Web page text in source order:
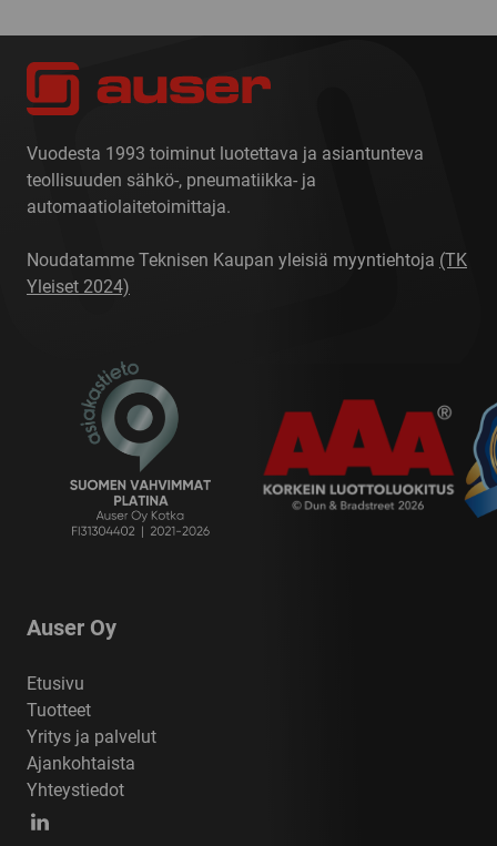
Vuodesta 1993 toiminut luotettava ja asiantunteva
teollisuuden sähkö-, pneumatiikka- ja
automaatiolaitetoimittaja.
Noudatamme Teknisen Kaupan yleisiä myyntiehtoja (TK
Yleiset 2024)
Auser Oy
Etusivu
Tuotteet
Yritys ja palvelut
Ajankohtaista
Yhteystiedot